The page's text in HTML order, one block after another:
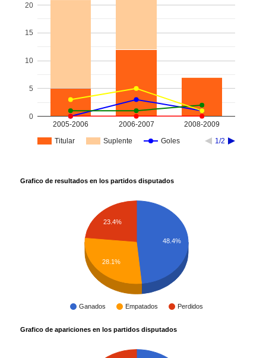
Titular Suplente Goles 1/2
2005-2006 2006-2007 2008-2009
0
5
10
15
20
Grafico de resultados en los partidos disputados
Ganados Empatados Perdidos
48.4%
23.4%
28.1%
Grafico de apariciones en los partidos disputados